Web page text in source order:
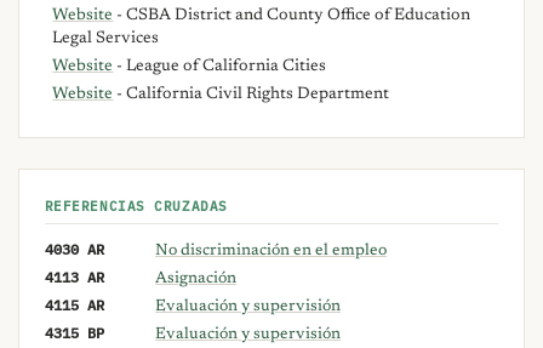
Website - CSBA District and County Office of Education
Legal Services
Website - League of California Cities
Website - California Civil Rights Department
REFERENCIAS CRUZADAS
4030 AR No discriminación en el empleo
4113 AR Asignación
4115 AR Evaluación y supervisión
4315 BP Evaluación y supervisión